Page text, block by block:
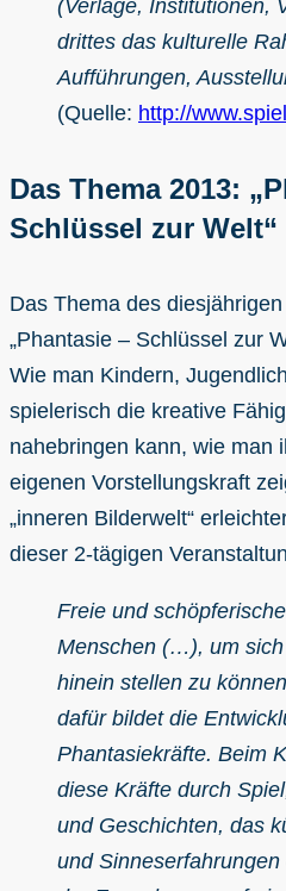
(Verlage, Institutionen,
drittes das kulturelle
Aufführungen,
(Quelle: http://
Das Thema 2013:
Schlüssel zur Welt“
Das Thema des
„Phantasie – Schlüssel zur
Wie man Kindern,
spielerisch die kreative
nahebringen kann, wie man
eigenen Vorstellungskraft
„inneren Bilderwelt“
dieser 2-tägigen
Freie und
Menschen (…), um
hinein stellen zu
dafür bildet die
Phantasiekräfte. Beim
diese Kräfte durch
und Geschichten, das
und